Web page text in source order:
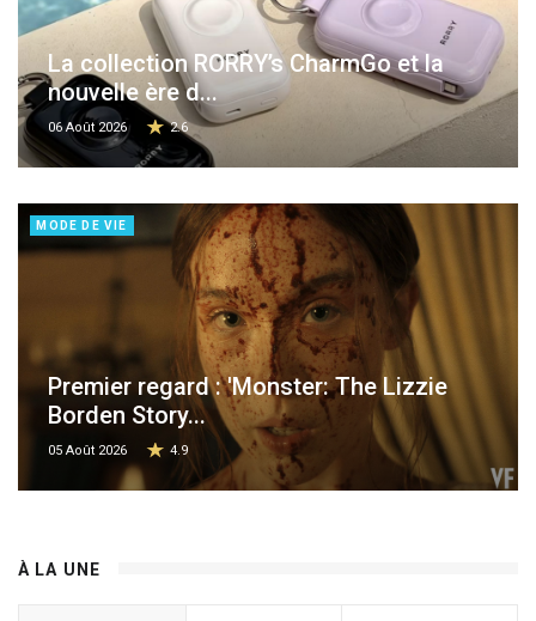
La collection RORRY’s CharmGo et la
nouvelle ère d...
06 Août 2026 2.6
MODE DE VIE
Premier regard : 'Monster: The Lizzie
Borden Story...
05 Août 2026 4.9
À LA UNE